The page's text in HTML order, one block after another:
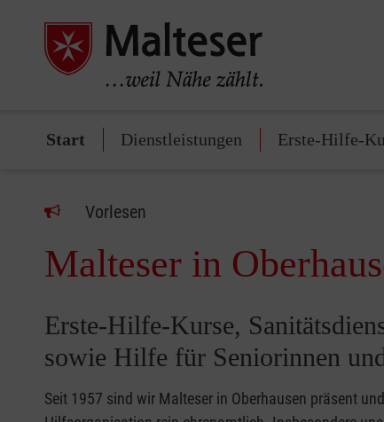
Start Dienstleistungen Erste-Hilfe-
Vorlesen
Malteser in
Erste-Hilfe-Kurse,
sowie Hilfe für Seniorinnen
Seit 1957 sind wir Malteser in Oberhausen präsent